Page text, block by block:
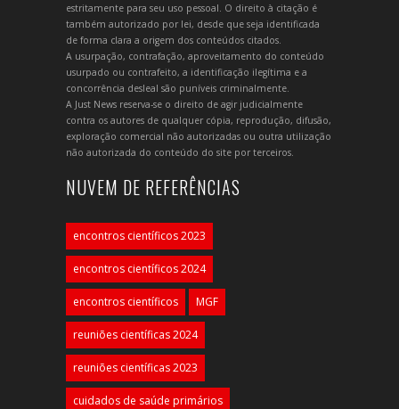
estritamente para seu uso pessoal. O direito à citação é
também autorizado por lei, desde que seja identificada
de forma clara a origem dos conteúdos citados.
A usurpação, contrafação, aproveitamento do conteúdo
usurpado ou contrafeito, a identificação ilegítima e a
concorrência desleal são puníveis criminalmente.
A Just News reserva-se o direito de agir judicialmente
contra os autores de qualquer cópia, reprodução, difusão,
exploração comercial não autorizadas ou outra utilização
não autorizada do conteúdo do site por terceiros.
NUVEM DE REFERÊNCIAS
encontros científicos 2023
encontros científicos 2024
encontros científicos MGF
reuniões científicas 2024
reuniões científicas 2023
cuidados de saúde primários